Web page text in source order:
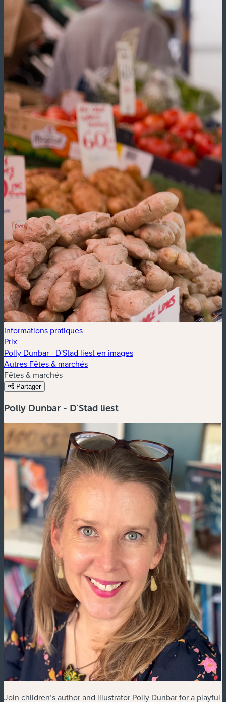
Informations pratiques
Prix
Polly Dunbar - D'Stad liest en images
Autres Fêtes & marchés
Fêtes & marchés
Partager
Polly Dunbar - D'Stad liest
Join children’s author and illustrator Polly Dunbar for a playful